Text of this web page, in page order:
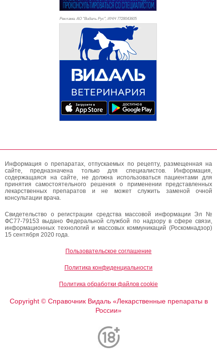
Реклама. АО "Видаль Рус", ИНН 7728043605
Информация о препаратах, отпускаемых по рецепту, размещенная на
сайте, предназначена только для специалистов. Информация,
содержащаяся на сайте, не должна использоваться пациентами для
принятия самостоятельного решения о применении представленных
лекарственных препаратов и не может служить заменой очной
консультации врача.
Свидетельство о регистрации средства массовой информации Эл №
ФС77-79153 выдано Федеральной службой по надзору в сфере связи,
информационных технологий и массовых коммуникаций (Роскомнадзор)
15 сентября 2020 года.
Пользовательское соглашение
Политика конфиденциальности
Политика обработки файлов cookie
Copyright ©Справочник Видаль «Лекарственные препараты в
России»